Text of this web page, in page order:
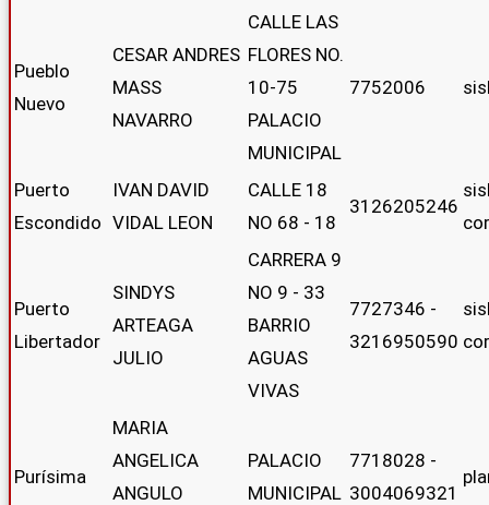
Pueblo
Nuevo
CESAR ANDRES
MASS
NAVARRO
CALLE LAS
FLORES NO.
10-75
PALACIO
MUNICIPAL
7752006
Puerto
Escondido
IVAN DAVID
VIDAL LEON
CALLE 18
NO 68 - 18
3126205246
Puerto
Libertador
SINDYS
ARTEAGA
JULIO
CARRERA 9
NO 9 - 33
BARRIO
AGUAS
VIVAS
7727346 -
3216950590
Purísima
MARIA
ANGELICA
ANGULO
PALACIO
MUNICIPAL
7718028 -
3004069321